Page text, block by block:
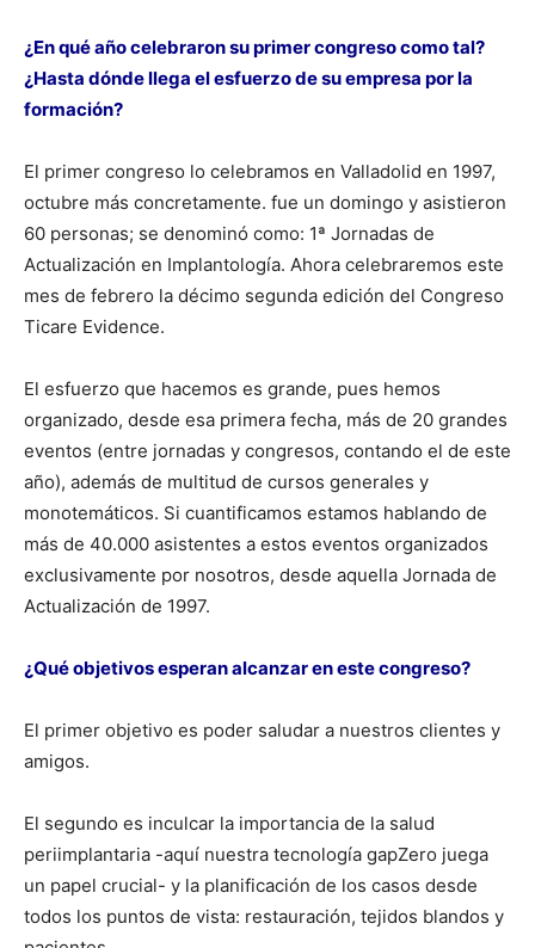
¿En qué año celebraron su primer congreso como tal?
¿Hasta dónde llega el esfuerzo de su empresa por la
formación?
El primer congreso lo celebramos en Valladolid en 1997,
octubre más concretamente. fue un domingo y asistieron
60 personas; se denominó como: 1ª Jornadas de
Actualización en Implantología. Ahora celebraremos este
mes de febrero la décimo segunda edición del Congreso
Ticare Evidence.
El esfuerzo que hacemos es grande, pues hemos
organizado, desde esa primera fecha, más de 20 grandes
eventos (entre jornadas y congresos, contando el de este
año), además de multitud de cursos generales y
monotemáticos. Si cuantificamos estamos hablando de
más de 40.000 asistentes a estos eventos organizados
exclusivamente por nosotros, desde aquella Jornada de
Actualización de 1997.
¿Qué objetivos esperan alcanzar en este congreso?
El primer objetivo es poder saludar a nuestros clientes y
amigos.
El segundo es inculcar la importancia de la salud
periimplantaria -aquí nuestra tecnología gapZero juega
un papel crucial- y la planificación de los casos desde
todos los puntos de vista: restauración, tejidos blandos y